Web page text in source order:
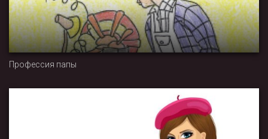
Профессия папы